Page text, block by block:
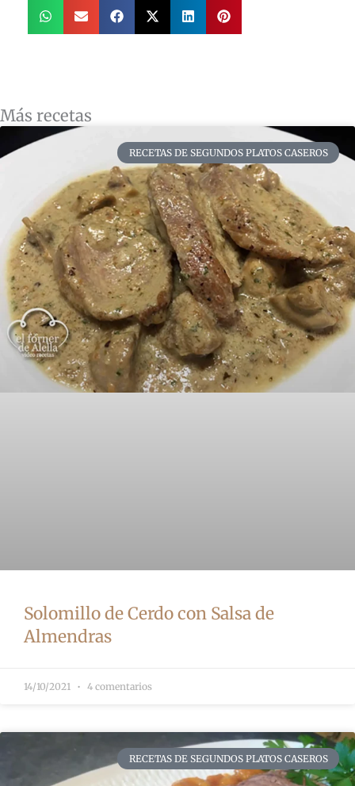
Más recetas
RECETAS DE SEGUNDOS PLATOS CASEROS
Solomillo de Cerdo con Salsa de
Almendras
14/10/2021 4 comentarios
RECETAS DE SEGUNDOS PLATOS CASEROS